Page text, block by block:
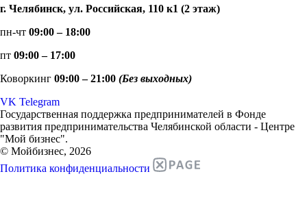
г. Челябинск, ул. Российская, 110 к1 (2 этаж)
пн-чт 09:00 – 18:00
пт 09:00 – 17:00
Коворкинг 09:00 – 21:00 (Без выходных)
VK Telegram
Государственная поддержка предпринимателей в Фонде
развития предпринимательства Челябинской области - Центре
"Мой бизнес".
© Мойбизнес, 2026
Политика конфиденциальности